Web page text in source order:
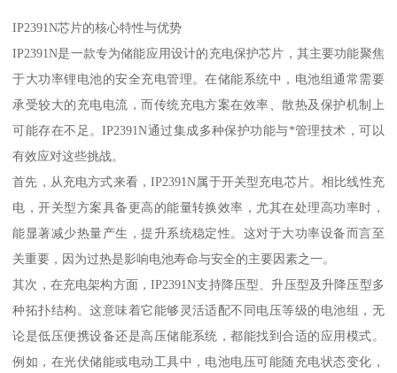
IP2391N芯片的核心特性与优势
IP2391N是一款专为储能应用设计的充电保护芯片，其主要功能聚焦
于大功率锂电池的安全充电管理。在储能系统中，电池组通常需要
承受较大的充电电流，而传统充电方案在效率、散热及保护机制上
可能存在不足。IP2391N通过集成多种保护功能与*管理技术，可以
有效应对这些挑战。
首先，从充电方式来看，IP2391N属于开关型充电芯片。相比线性充
电，开关型方案具备更高的能量转换效率，尤其在处理高功率时，
能显著减少热量产生，提升系统稳定性。这对于大功率设备而言至
关重要，因为过热是影响电池寿命与安全的主要因素之一。
其次，在充电架构方面，IP2391N支持降压型、升压型及升降压型多
种拓扑结构。这意味着它能够灵活适配不同电压等级的电池组，无
论是低压便携设备还是高压储能系统，都能找到合适的应用模式。
例如，在光伏储能或电动工具中，电池电压可能随充电状态变化，